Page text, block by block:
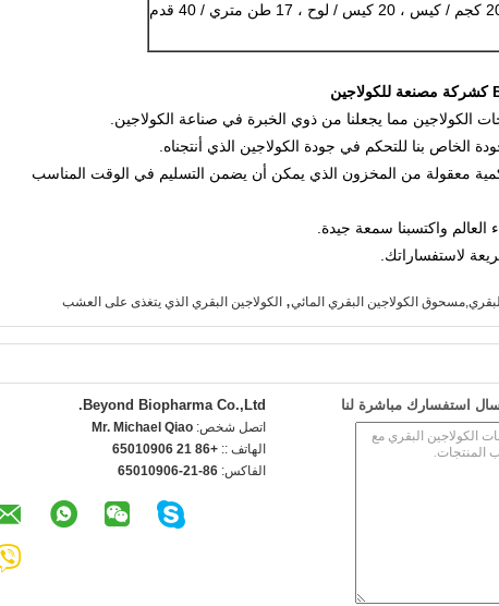
/ لوح ، 17 طن متري / 40 قدم
كمية معقولة من المخزون الذي يمكن أن يضمن التسليم في الوقت المناسب
الكولاجين البقري المائي, الكولاجين البقري الذي يتغذى على العشب
Beyond Biopharma Co.,Ltd.
اتصل شخص: Mr. Michael Qiao
الهاتف :: +86 21 65010906
الفاكس: 86-21-65010906
استفسارك مباشرة لنا